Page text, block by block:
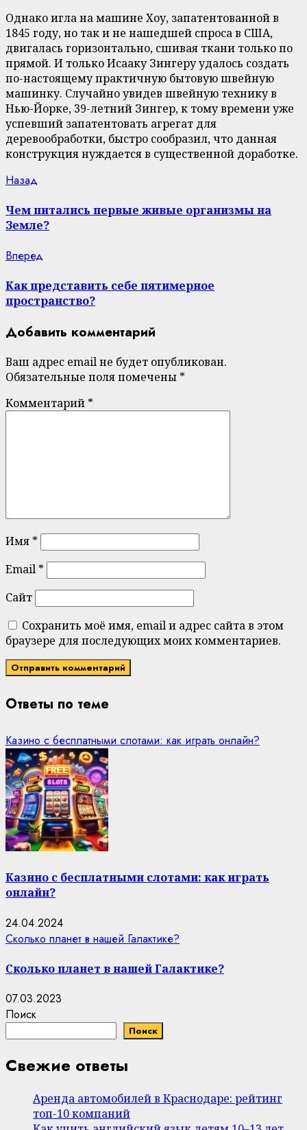
Однако игла на машине Хоу, запатентованной в
1845 году, но так и не нашедшей спроса в США,
двигалась горизонтально, сшивая ткани только по
прямой. И только Исааку Зингеру удалось создать
по-настоящему практичную бытовую швейную
машинку. Случайно увидев швейную технику в
Нью-Йорке, 39-летний Зингер, к тому времени уже
успевший запатентовать агрегат для
деревообработки, быстро сообразил, что данная
конструкция нуждается в существенной доработке.
Continue
Reading
Назад
Чем питались первые живые организмы на
Земле?
Вперед
Как представить себе пятимерное
пространство?
Добавить комментарий
Ваш адрес email не будет опубликован.
Обязательные поля помечены *
Комментарий *
Имя *
Email *
Сайт
Сохранить моё имя, email и адрес сайта в этом
браузере для последующих моих комментариев.
Ответы по теме
Казино с бесплатными слотами: как играть онлайн?
Казино с бесплатными слотами: как играть
онлайн?
24.04.2024
Сколько планет в нашей Галактике?
Сколько планет в нашей Галактике?
07.03.2023
Поиск
Поиск
Свежие ответы
Аренда автомобилей в Краснодаре: рейтинг
топ-10 компаний